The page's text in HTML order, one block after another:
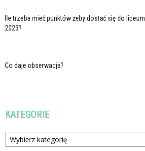
Ile trzeba mieć punktów żeby dostać się do liceum
2023?
Co daje obserwacja?
KATEGORIE
Kategorie